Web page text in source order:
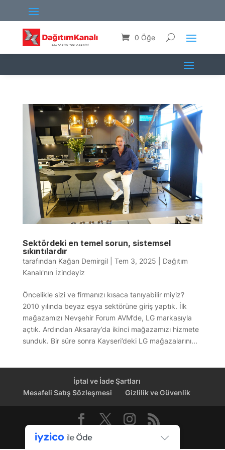
0 Öğe
Sektördeki en temel sorun, sistemsel
sıkıntılardır
tarafından Kağan Demirgil| Tem 3, 2025
Dağıtım
Kanalı'nın İzindeyiz
Öncelikle sizi ve firmanızı kısaca tanıyabilir miyiz?
2010 yılında beyaz eşya sektörüne giriş yaptık. İlk
mağazamızı Nevşehir Forum AVM’de, LG markasıyla
açtık. Ardından Aksaray’da ikinci mağazamızı hizmete
sunduk. Bir süre sonra Kayseri’deki LG mağazalarını...
İptal ve İade Şartları
Mesafeli Satış Sözleşmesi
Gizlilik ve Güvenlik
Dağıtım Kanalı © 2026